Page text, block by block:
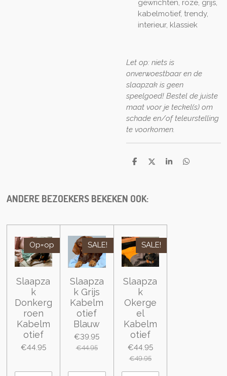
gewrichten, roze, grijs,
kabelmotief, trendy,
interieur, klassiek
Let op: niets is
onverwoestbaar en de
slaapzak is geen
speelgoed! Bestel de juiste
maat voor je teckel(s) om
schade en/of teleurstelling
te voorkomen.
S
e
S
S
S
ANDERE BEZOEKERS BEKEKEN OOK:
Op=op
Slaapza
k
Donkerg
roen
Kabelm
otief
€44.95
SALE!
Slaapza
k Grijs
Kabelm
otief
Blauw
€39.95
€44.95
SALE!
Slaapza
k
Okerge
el
Kabelm
otief
€44.95
€49.95